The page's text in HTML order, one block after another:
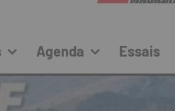
Agenda Essais